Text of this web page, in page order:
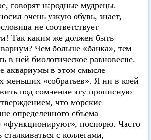
говорят народные мудрецы.
очень узкую обувь, знает,
не соответствует
Так каким же должен быть
Чем больше «банка», тем
в ней биологическое равновесие.
аквариумы в этом смысле
меньших «собратьев». Я ни в коей
под сомнение эту прописную
что морские
определенного объема
«функционируют», поспорю. Часто
с коллегами,